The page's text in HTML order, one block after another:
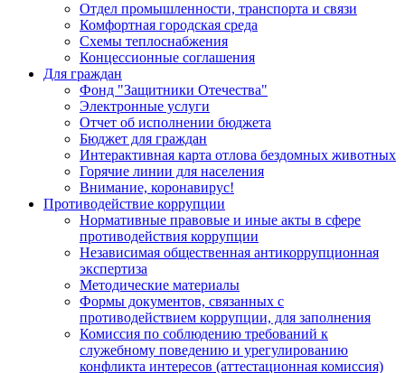
Отдел промышленности, транспорта и связи
Комфортная городская среда
Схемы теплоснабжения
Концессионные соглашения
Для граждан
Фонд "Защитники Отечества"
Электронные услуги
Отчет об исполнении бюджета
Бюджет для граждан
Интерактивная карта отлова бездомных животных
Горячие линии для населения
Внимание, коронавирус!
Противодействие коррупции
Нормативные правовые и иные акты в сфере
противодействия коррупции
Независимая общественная антикоррупционная
экспертиза
Методические материалы
Формы документов, связанных с
противодействием коррупции, для заполнения
Комиссия по соблюдению требований к
служебному поведению и урегулированию
конфликта интересов (аттестационная комиссия)